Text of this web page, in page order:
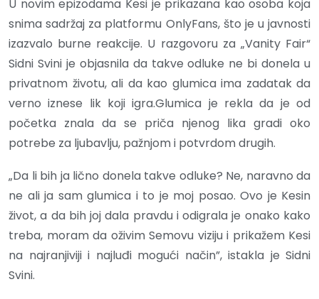
U novim epizodama Kesi je prikazana kao osoba koja
snima sadržaj za platformu OnlyFans, što je u javnosti
izazvalo burne reakcije. U razgovoru za „Vanity Fair“
Sidni Svini je objasnila da takve odluke ne bi donela u
privatnom životu, ali da kao glumica ima zadatak da
verno iznese lik koji igra.Glumica je rekla da je od
početka znala da se priča njenog lika gradi oko
potrebe za ljubavlju, pažnjom i potvrdom drugih.
„Da li bih ja lično donela takve odluke? Ne, naravno da
ne ali ja sam glumica i to je moj posao. Ovo je Kesin
život, a da bih joj dala pravdu i odigrala je onako kako
treba, moram da oživim Semovu viziju i prikažem Kesi
na najranjiviji i najluđi mogući način”, istakla je Sidni
Svini.